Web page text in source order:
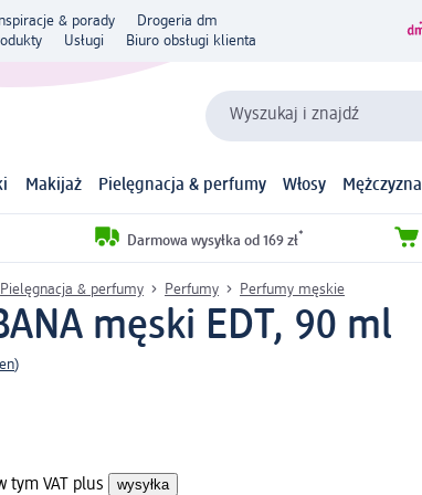
Inspiracje & porady
Drogeria dm
Usługi Biuro obsługi klienta
Wyszukaj i znajdź
Makijaż Pielęgnacja & perfumy Włosy Mężczyzna
Darmowa wysyłka od 169 zł*
Pielęgnacja & perfumy Perfumy Perfumy męskie
męski EDT, 90 ml
)
tym VAT plus wysyłka